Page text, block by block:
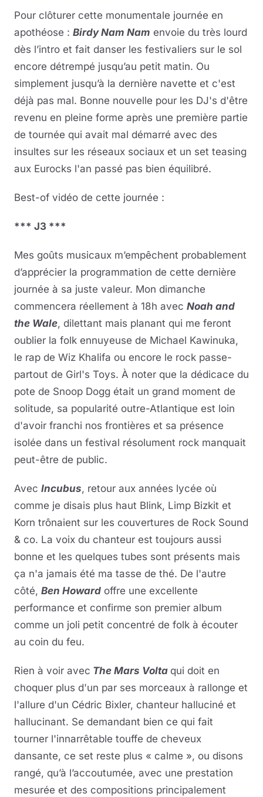
Pour clôturer cette monumentale journée en
apothéose : Birdy Nam Nam envoie du très lourd
dès l’intro et fait danser les festivaliers sur le sol
encore détrempé jusqu’au petit matin. Ou
simplement jusqu’à la dernière navette et c'est
déjà pas mal. Bonne nouvelle pour les DJ's d'être
revenu en pleine forme après une première partie
de tournée qui avait mal démarré avec des
insultes sur les réseaux sociaux et un set teasing
aux Eurocks l'an passé pas bien équilibré.
Best-of vidéo de cette journée :
*** J3 ***
Mes goûts musicaux m’empêchent probablement
d’apprécier la programmation de cette dernière
journée à sa juste valeur. Mon dimanche
commencera réellement à 18h avec Noah and
the Wale, dilettant mais planant qui me feront
oublier la folk ennuyeuse de Michael Kawinuka,
le rap de Wiz Khalifa ou encore le rock passe-
partout de Girl's Toys. À noter que la dédicace du
pote de Snoop Dogg était un grand moment de
solitude, sa popularité outre-Atlantique est loin
d'avoir franchi nos frontières et sa présence
isolée dans un festival résolument rock manquait
peut-être de public.
Avec Incubus, retour aux années lycée où
comme je disais plus haut Blink, Limp Bizkit et
Korn trônaient sur les couvertures de Rock Sound
& co. La voix du chanteur est toujours aussi
bonne et les quelques tubes sont présents mais
ça n'a jamais été ma tasse de thé. De l'autre
côté, Ben Howard offre une excellente
performance et confirme son premier album
comme un joli petit concentré de folk à écouter
au coin du feu.
Rien à voir avec The Mars Volta qui doit en
choquer plus d'un par ses morceaux à rallonge et
l'allure d'un Cédric Bixler, chanteur halluciné et
hallucinant. Se demandant bien ce qui fait
tourner l'innarrêtable touffe de cheveux
dansante, ce set reste plus « calme », ou disons
rangé, qu’à l’accoutumée, avec une prestation
mesurée et des compositions principalement